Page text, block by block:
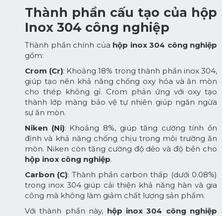
Thành phần cấu tạo của hộp
Inox 304 công nghiệp
Thành phần chính của hộp inox 304 công nghiệp
gồm:
Crom (Cr): Khoảng 18% trong thành phần inox 304,
giúp tạo nên khả năng chống oxy hóa và ăn mòn
cho thép không gỉ. Crom phản ứng với oxy tạo
thành lớp màng bảo vệ tự nhiên giúp ngăn ngừa
sự ăn mòn.
Niken (Ni): Khoảng 8%, giúp tăng cường tính ổn
định và khả năng chống chịu trong môi trường ăn
mòn. Niken còn tăng cường độ dẻo và độ bền cho
hộp inox công nghiệp.
Carbon (C): Thành phần carbon thấp (dưới 0.08%)
trong inox 304 giúp cải thiện khả năng hàn và gia
công mà không làm giảm chất lượng sản phẩm.
Với thành phần này, hộp inox 304 công nghiệp